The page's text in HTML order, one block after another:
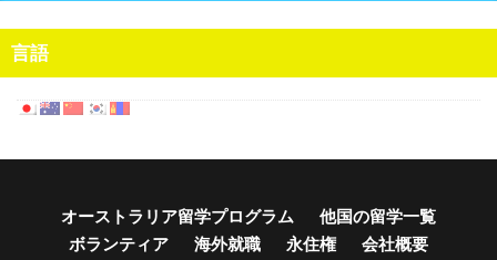
言語
オーストラリア留学プログラム
他国の留学一覧
ボランティア
海外就職 永住権
会社概要